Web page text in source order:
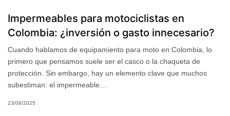
Impermeables para motociclistas en
Colombia: ¿inversión o gasto innecesario?
Cuando hablamos de equipamiento para moto en Colombia, lo
primero que pensamos suele ser el casco o la chaqueta de
protección. Sin embargo, hay un elemento clave que muchos
subestiman: el impermeable…
23/09/2025